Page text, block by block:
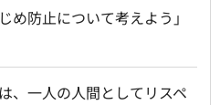
防止について考えよう」
一人の人間としてリスペ